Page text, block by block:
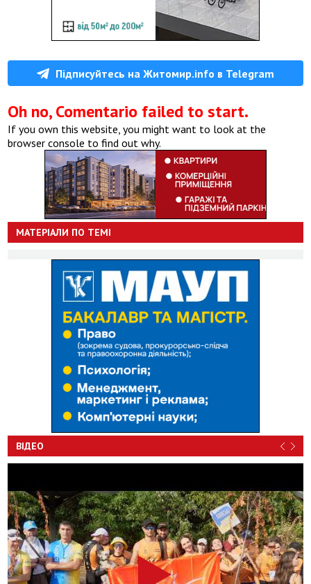
Підписуйтесь на Житомир.info в Telegram
Oh no, Comentario failed to start.
If you own this website, you might want to look at the
browser console to find out why.
МАТЕРІАЛИ ПО ТЕМІ
ВІДЕО